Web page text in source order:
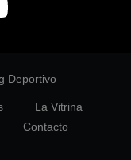
Deportivo
La Vitrina
Contacto